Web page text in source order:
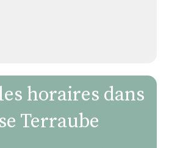
horaires dans
Terraube